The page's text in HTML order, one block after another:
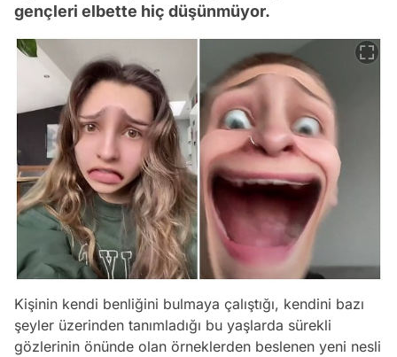
gençleri elbette hiç düşünmüyor.
Kişinin kendi benliğini bulmaya çalıştığı, kendini bazı
şeyler üzerinden tanımladığı bu yaşlarda sürekli
gözlerinin önünde olan örneklerden beslenen yeni nesli
Video
Test